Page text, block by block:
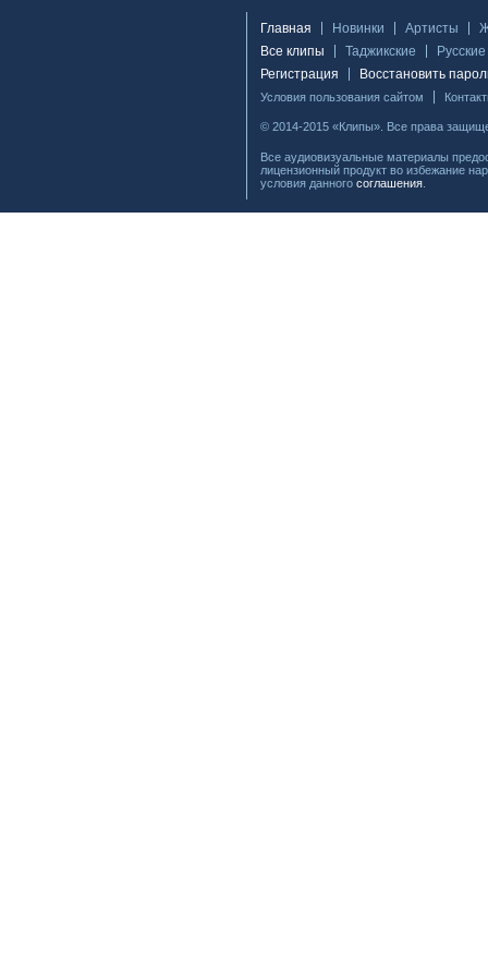
Главная Новинки Артисты
Все клипы
Таджикские
Русские
Регистрация
Восстановить
Условия пользования сайтом
© 2014-2015 «Клипы». Все права
Все аудиовизуальные материалы
лицензионный продукт во избежание
условия данного соглашения